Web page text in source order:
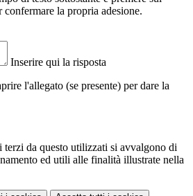
la propria adesione.
Inserire qui la risposta
l'allegato (se presente) per dare la
terzi da questo utilizzati si avvalgono di
ed utili alle finalità illustrate nella